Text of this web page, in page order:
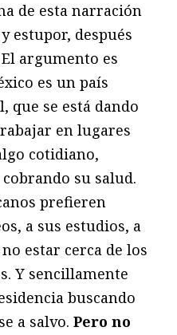
de esta narración
estupor, después
argumento es
es un país
que se está dando
en lugares
cotidiano,
su salud.
prefieren
a sus estudios, a
estar cerca de los
Y sencillamente
buscando
a salvo. Pero no